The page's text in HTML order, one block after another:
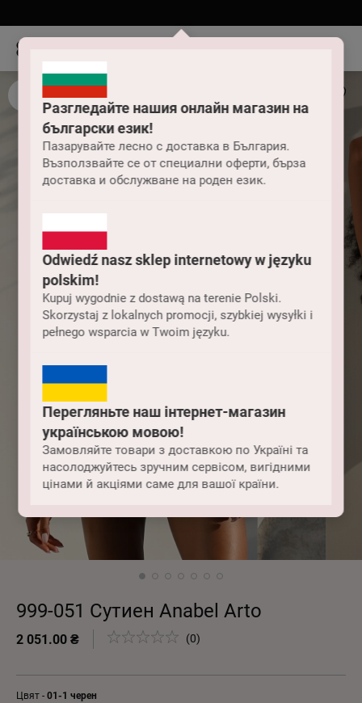
Разгледайте нашия онлайн магазин на
български език!
Пазарувайте лесно с доставка в България.
Възползвайте се от специални оферти, бърза
доставка и обслужване на роден език.
Odwiedź nasz sklep internetowy w języku
polskim!
Kupuj wygodnie z dostawą na terenie Polski.
Skorzystaj z lokalnych promocji, szybkiej wysyłki i
pełnego wsparcia w Twoim języku.
Перегляньте наш інтернет-магазин
українською мовою!
Замовляйте товари з доставкою по Україні та
насолоджуйтесь зручним сервісом, вигідними
цінами й акціями саме для вашої країни.
999-051 Сутиен Anabel Arto
2 051.00 ₴ (0)
Цвят - 01-1 черен